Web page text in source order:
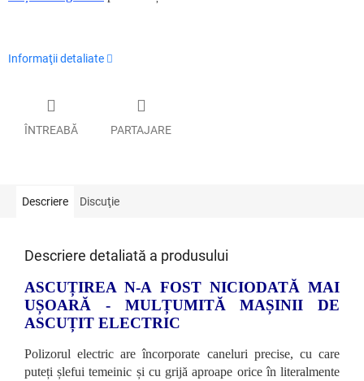
Informaţii detaliate
ÎNTREABĂ PARTAJARE
Descriere Discuţie
Descriere detaliată a produsului
ASCUȚIREA N-A FOST NICIODATĂ MAI
UȘOARĂ - MULȚUMITĂ MAȘINII DE
ASCUȚIT ELECTRIC
Polizorul electric are încorporate caneluri precise, cu care
puteți șlefui temeinic și cu grijă aproape orice în literalmente